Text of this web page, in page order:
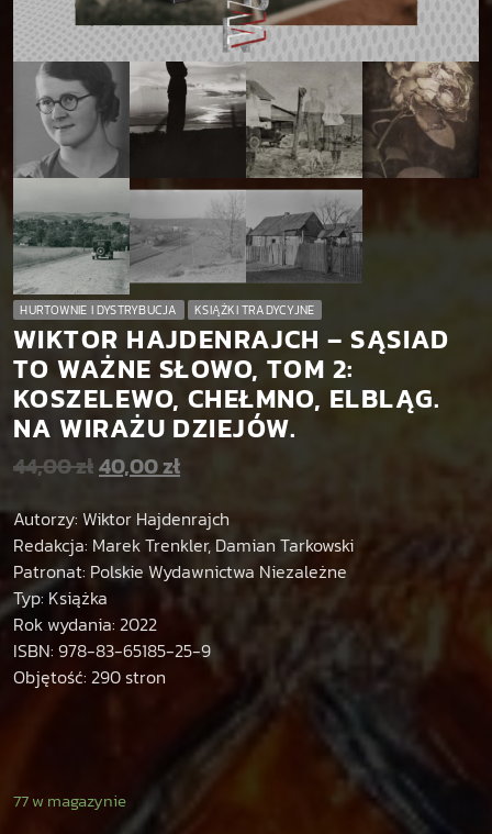
HURTOWNIE I DYSTRYBUCJA KSIĄŻKI TRADYCYJNE
WIKTOR HAJDENRAJCH – SĄSIAD
TO WAŻNE SŁOWO, TOM 2:
KOSZELEWO, CHEŁMNO, ELBLĄG.
NA WIRAŻU DZIEJÓW.
44,00zł40,00zł
Autorzy: Wiktor Hajdenrajch
Redakcja: Marek Trenkler, Damian Tarkowski
Patronat: Polskie Wydawnictwa Niezależne
Typ: Książka
Rok wydania: 2022
ISBN: 978-83-65185-25-9
Objętość: 290 stron
77 w magazynie